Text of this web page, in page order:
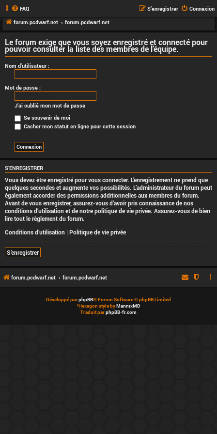
FAQ Connexion
S’enregistrer
forum.pcdwarf.net
forum.pcdwarf.net
Le forum exige que vous soyez enregistré et connecté pour
pouvoir consulter la liste des membres de l’équipe.
Nom d’utilisateur :
Mot de passe :
J’ai oublié mon mot de passe
Se souvenir de moi
Cacher mon statut en ligne pour cette session
S’ENREGISTRER
Vous devez être enregistré pour vous connecter. L’enregistrement ne prend que
quelques secondes et augmente vos possibilités. L’administrateur du forum peut
également accorder des permissions additionnelles aux membres du forum.
Avant de vous enregistrer, assurez-vous d’avoir pris connaissance de nos
conditions d’utilisation et de notre politique de vie privée. Assurez-vous de bien
lire tout le règlement du forum.
Conditions d’utilisation | Politique de vie privée
S’enregistrer
forum.pcdwarf.net forum.pcdwarf.net
Développé parphpBB® Forum Software © phpBB Limited
*Hexagon style byMannixMD
Traduit parphpBB-fr.com